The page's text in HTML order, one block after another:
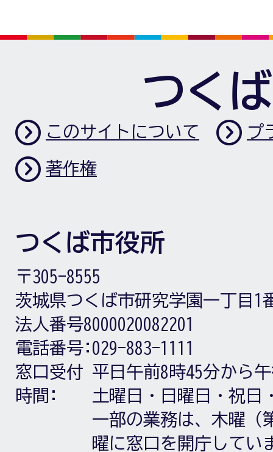
つく
このサイトについて プ
著作権
つくば市役所
〒305-8555
茨城県つくば市研究学園一丁目1
法人番号8000020082201
電話番号: 029-883-1111
窓口受付
時間:
平日午前8時45分から
土曜日・日曜日・祝日
一部の業務は、木曜（
曜に窓口を開庁してい